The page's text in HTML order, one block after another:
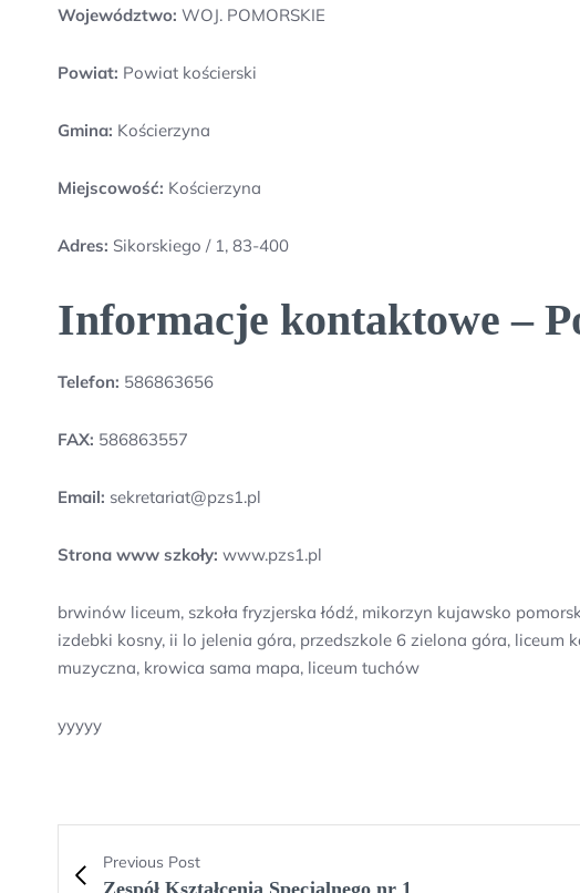
Województwo: WOJ. POMORSKIE
Powiat: Powiat kościerski
Gmina: Kościerzyna
Miejscowość: Kościerzyna
Adres: Sikorskiego / 1, 83-400
Informacje kontaktowe –
Telefon: 586863656
FAX: 586863557
Email: sekretariat@pzs1.pl
Strona www szkoły: www.pzs1.pl
brwinów liceum, szkoła fryzjerska łódź, mikorzyn kujawsko
izdebki kosny, ii lo jelenia góra, przedszkole 6 zielona góra, liceum
muzyczna, krowica sama mapa, liceum tuchów
yyyyy
Previous Post
Zespół Kształcenia Specjalnego nr 1